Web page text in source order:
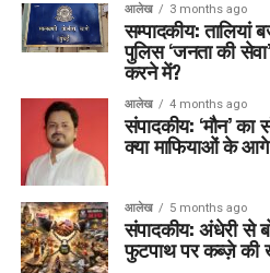
आलेख 3 months ago
सम्पादकीय: तालियां
पुलिस ‘जनता की
करने में?
आलेख 4 months ago
संपादकीय: ‘मौन’
क्या माफियाओं के
आलेख 5 months ago
संपादकीय: अंधेरी से
फुटपाथ पर कब्ज़े की